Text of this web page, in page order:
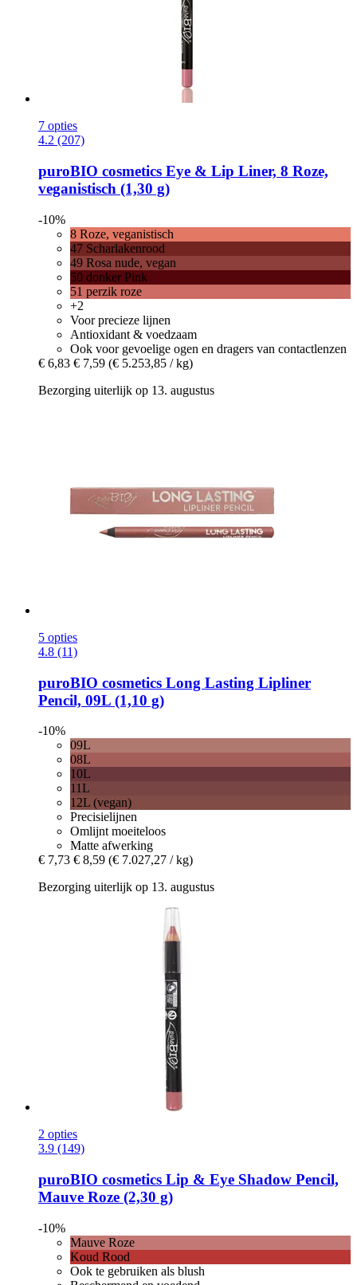
7 opties
4.2 (207)
puroBIO cosmetics Eye & Lip Liner, 8 Roze,
veganistisch (1,30 g)
-10%
8 Roze, veganistisch
47 Scharlakenrood
49 Rosa nude, vegan
50 donker Pink
51 perzik roze
+2
Voor precieze lijnen
Antioxidant & voedzaam
Ook voor gevoelige ogen en dragers van contactlenzen
€ 6,83 € 7,59 (€ 5.253,85 / kg)
Bezorging uiterlijk op 13. augustus
5 opties
4.8 (11)
puroBIO cosmetics Long Lasting Lipliner
Pencil, 09L (1,10 g)
-10%
09L
08L
10L
11L
12L (vegan)
Precisielijnen
Omlijnt moeiteloos
Matte afwerking
€ 7,73 € 8,59 (€ 7.027,27 / kg)
Bezorging uiterlijk op 13. augustus
2 opties
3.9 (149)
puroBIO cosmetics Lip & Eye Shadow Pencil,
Mauve Roze (2,30 g)
-10%
Mauve Roze
Koud Rood
Ook te gebruiken als blush